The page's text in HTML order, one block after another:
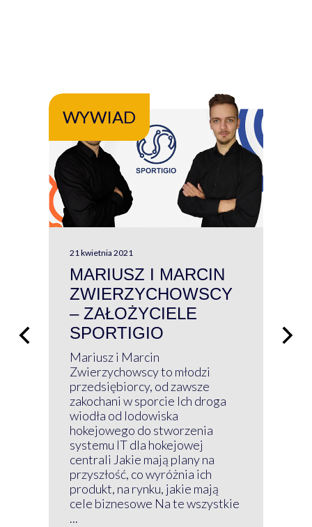
WYWIAD
21 kwietnia 2021
MARIUSZ I MARCIN
ZWIERZYCHOWSCY
– ZAŁOŻYCIELE
SPORTIGIO
Mariusz i Marcin
Zwierzychowscy to młodzi
przedsiębiorcy, od zawsze
zakochani w sporcie Ich droga
wiodła od lodowiska
hokejowego do stworzenia
systemu IT dla hokejowej
centrali Jakie mają plany na
przyszłość, co wyróżnia ich
produkt, na rynku, jakie mają
cele biznesowe Na te wszystkie
...